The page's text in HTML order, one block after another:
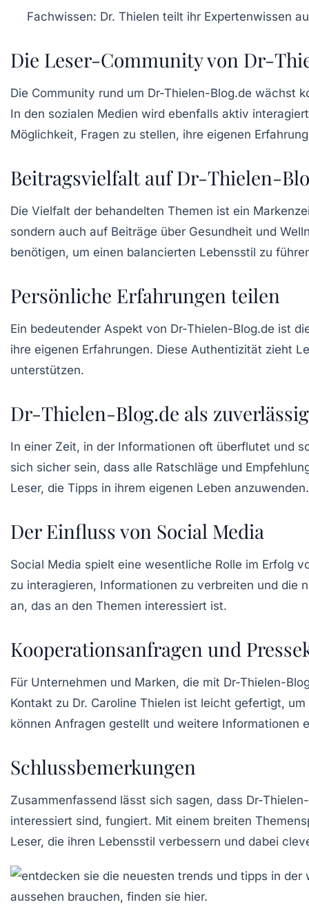
Fachwissen: Dr. Thielen teilt ihr Expertenwissen
Die Leser-Community von Dr-
Die Community rund um Dr-Thielen-Blog.de wächst
In den sozialen Medien wird ebenfalls aktiv
Möglichkeit, Fragen zu stellen, ihre eigenen
Beitragsvielfalt auf Dr-Thielen-
Die Vielfalt der behandelten Themen ist ein
sondern auch auf Beiträge über Gesundheit und
benötigen, um einen balancierten Lebensstil zu
Persönliche Erfahrungen teilen
Ein bedeutender Aspekt von Dr-Thielen-Blog.de ist
ihre eigenen Erfahrungen. Diese Authentizität zieht
unterstützen.
Dr-Thielen-Blog.de als
In einer Zeit, in der Informationen oft überflutet und
sich sicher sein, dass alle Ratschläge und
Leser, die Tipps in ihrem eigenen Leben anzuwenden.
Der Einfluss von Social Media
Social Media spielt eine wesentliche Rolle im Erfolg
zu interagieren, Informationen zu verbreiten und die
an, das an den Themen interessiert ist.
Kooperationsanfragen und
Für Unternehmen und Marken, die mit Dr-Thielen-
Kontakt zu Dr. Caroline Thielen ist leicht gefertigt,
können Anfragen gestellt und weitere Informationen
Schlussbemerkungen
Zusammenfassend lässt sich sagen, dass Dr-
interessiert sind, fungiert. Mit einem breiten
Leser, die ihren Lebensstil verbessern und dabei